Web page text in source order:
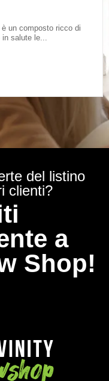
un composto ricco di
salute le...
del listino
clienti?
a
Shop!